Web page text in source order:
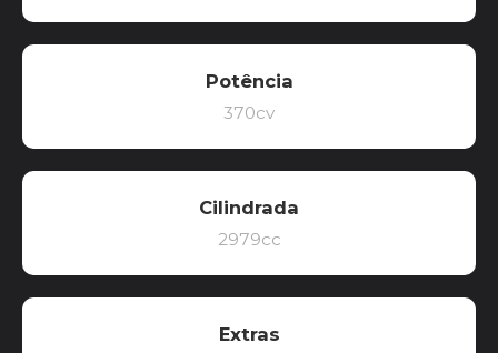
Potência
370cv
Cilindrada
2979cc
Extras